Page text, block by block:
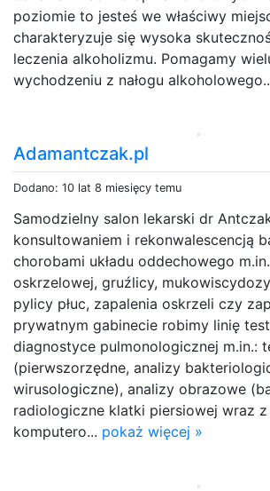
poziomie to jesteś we właściwy
charakteryzuje się wysoka
leczenia alkoholizmu. Pomagamy
wychodzeniu z nałogu
Adamantczak.pl
Dodano: 10 lat 8 miesięcy temu
Samodzielny salon lekarski dr
konsultowaniem i rekonwalescencją
chorobami układu oddechowego
oskrzelowej, gruźlicy,
pylicy płuc, zapalenia oskrzeli czy
prywatnym gabinecie robimy linię
diagnostyce pulmonologicznej m.in.:
(pierwszorzędne, analizy
wirusologiczne), analizy obrazowe
radiologiczne klatki piersiowej wraz
komputero... pokaż więcej »